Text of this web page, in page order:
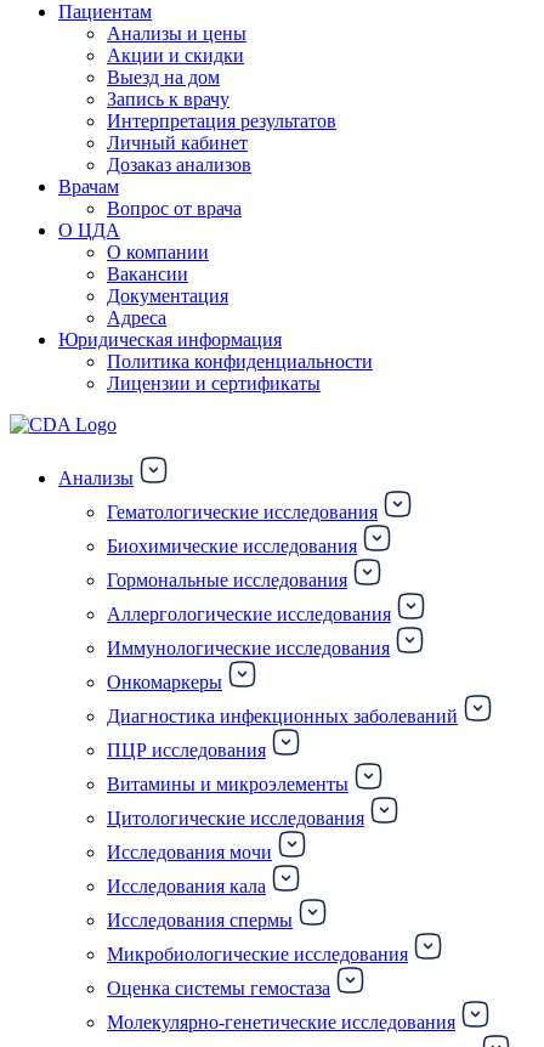
Пациентам
Анализы и цены
Акции и скидки
Выезд на дом
Запись к врачу
Интерпретация результатов
Личный кабинет
Дозаказ анализов
Врачам
Вопрос от врача
О ЦДА
О компании
Вакансии
Документация
Адреса
Юридическая информация
Политика конфиденциальности
Лицензии и сертификаты
Анализы
Гематологические исследования
Биохимические исследования
Гормональные исследования
Аллергологические исследования
Иммунологические исследования
Онкомаркеры
Диагностика инфекционных заболеваний
ПЦР исследования
Витамины и микроэлементы
Цитологические исследования
Исследования мочи
Исследования кала
Исследования спермы
Микробиологические исследования
Оценка системы гемостаза
Молекулярно-генетические исследования